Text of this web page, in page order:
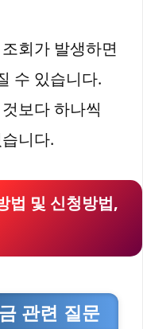
회가 발생하면
수 있습니다.
보다 하나씩
니다.
법 및 신청방법,
관련 질문